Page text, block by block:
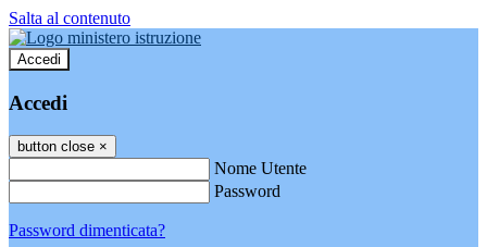
Salta al contenuto
Accedi
Accedi
button close ×
Nome Utente
Password
Password dimenticata?